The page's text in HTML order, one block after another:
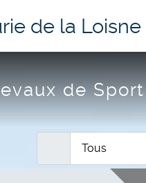
de la Loisne
de Sport